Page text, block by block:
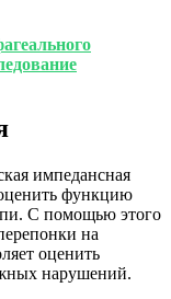
импедансная
функцию
С помощью этого
на
оценить
нарушений.